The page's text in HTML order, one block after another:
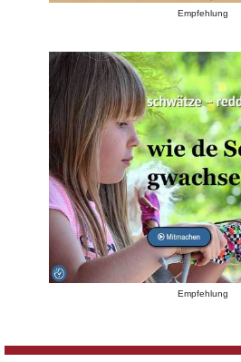
Empfehlung
Empfehlung